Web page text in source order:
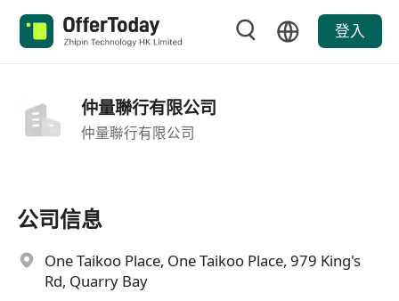
登入
仲量聯行有限公司
仲量聯行有限公司
公司信息
One Taikoo Place, One Taikoo Place, 979 King's
Rd, Quarry Bay